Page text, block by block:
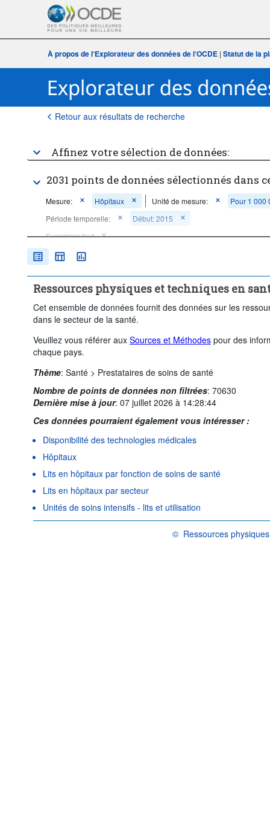
À propos de l‘Explorateur des données de l‘OCDE | Statut de la
Retour aux résultats de recherche
Affinez votre sélection de données:
2031 points de données sélectionnés dans
Mesure: Hôpitaux Unité de mesure:
Pour 1 000
Période temporelle:
Début: 2015
Supprimer tout
Ressources physiques et techniques en
Cet ensemble de données fournit des données sur les
dans le secteur de la santé.
Veuillez vous référer aux Sources et Méthodespour des
chaque pays.
Thème: Santé > Prestataires de soins de santé
Nombre de points de données non filtrées: 70630
Dernière mise à jour: 07 juillet 2026 à 14:28:44
Ces données pourraient également vous intéresser :
Disponibilité des technologies médicales
Hôpitaux
Lits en hôpitaux par fonction de soins de santé
Lits en hôpitaux par secteur
Unités de soins intensifs - lits et utilisation
© Ressources